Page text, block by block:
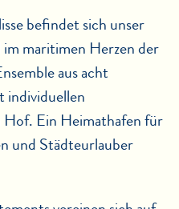
befindet sich unser
maritimen Herzen der
aus acht
individuellen
Hof. Ein Heimathafen für
und Städteurlauber